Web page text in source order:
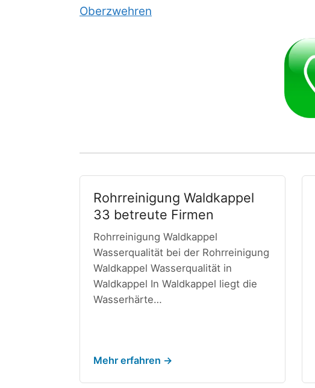
Oberzwehren
Rohrreinigung Waldkappel
33 betreute Firmen
Rohrreinigung Waldkappel
Wasserqualität bei der Rohrreinigung
Waldkappel Wasserqualität in
Waldkappel In Waldkappel liegt die
Wasserhärte…
Mehr erfahren →